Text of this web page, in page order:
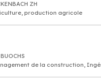
ZH
production agricole
de la construction,